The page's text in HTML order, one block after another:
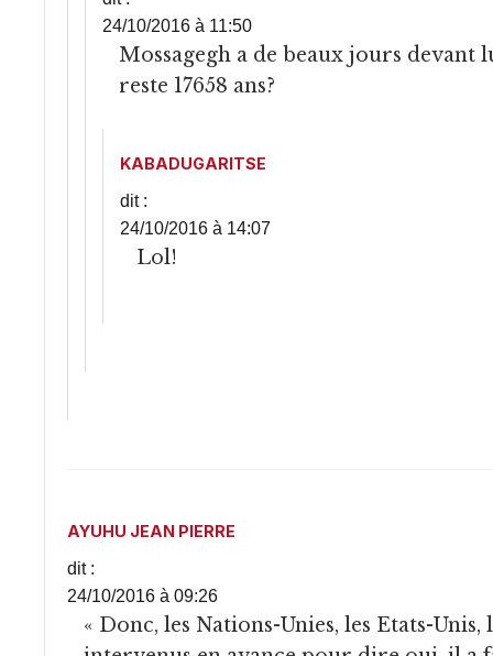
24/10/2016 à 11:50
Mossagegh a de beaux jours devant lui selon vous…Il lui
reste 17658 ans?
KABADUGARITSE
dit :
24/10/2016 à 14:07
Lol!
AYUHU JEAN PIERRE
dit :
24/10/2016 à 09:26
« Donc, les Nations-Unies, les Etats-Unis,